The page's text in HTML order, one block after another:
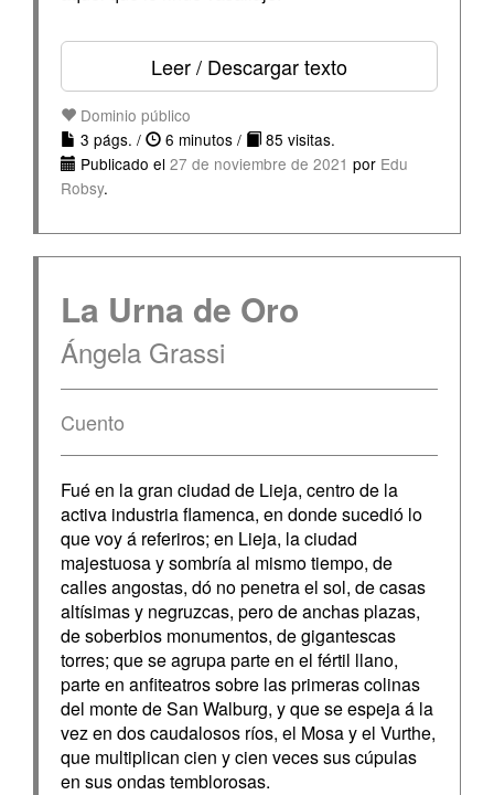
Leer / Descargar texto
Dominio público
3 págs. /
6 minutos /
85 visitas.
Publicado el 27 de noviembre de 2021 por Edu
Robsy.
La Urna de Oro
Ángela Grassi
Cuento
Fué en la gran ciudad de Lieja, centro de la
activa industria flamenca, en donde sucedió lo
que voy á referiros; en Lieja, la ciudad
majestuosa y sombría al mismo tiempo, de
calles angostas, dó no penetra el sol, de casas
altísimas y negruzcas, pero de anchas plazas,
de soberbios monumentos, de gigantescas
torres; que se agrupa parte en el fértil llano,
parte en anfiteatros sobre las primeras colinas
del monte de San Walburg, y que se espeja á la
vez en dos caudalosos ríos, el Mosa y el Vurthe,
que multiplican cien y cien veces sus cúpulas
en sus ondas temblorosas.